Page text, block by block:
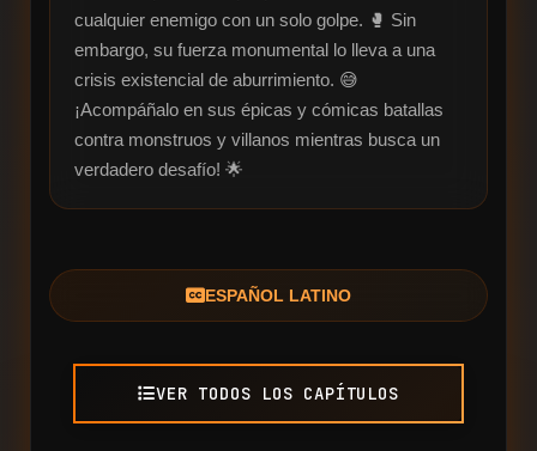
cualquier enemigo con un solo golpe. 🥊 Sin
embargo, su fuerza monumental lo lleva a una
crisis existencial de aburrimiento. 😅
¡Acompáñalo en sus épicas y cómicas batallas
contra monstruos y villanos mientras busca un
verdadero desafío! 🌟
ESPAÑOL LATINO
VER TODOS LOS CAPÍTULOS